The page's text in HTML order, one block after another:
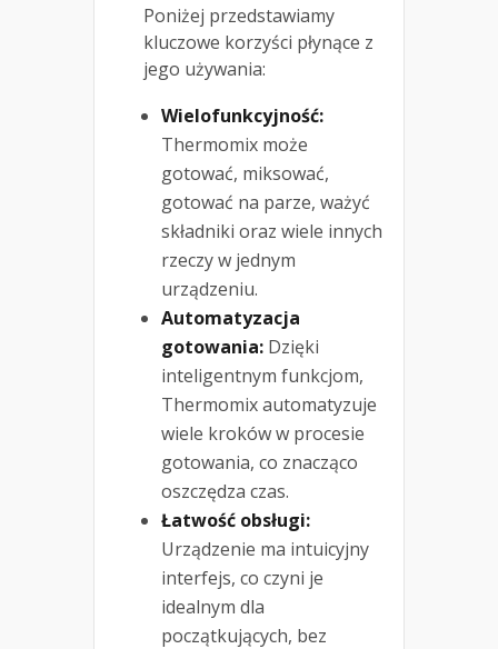
Poniżej przedstawiamy
kluczowe korzyści płynące z
jego używania:
Wielofunkcyjność:
Thermomix może
gotować, miksować,
gotować na parze, ważyć
składniki oraz wiele innych
rzeczy w jednym
urządzeniu.
Automatyzacja
gotowania: Dzięki
inteligentnym funkcjom,
Thermomix automatyzuje
wiele kroków w procesie
gotowania, co znacząco
oszczędza czas.
Łatwość obsługi:
Urządzenie ma intuicyjny
interfejs, co czyni je
idealnym dla
początkujących, bez